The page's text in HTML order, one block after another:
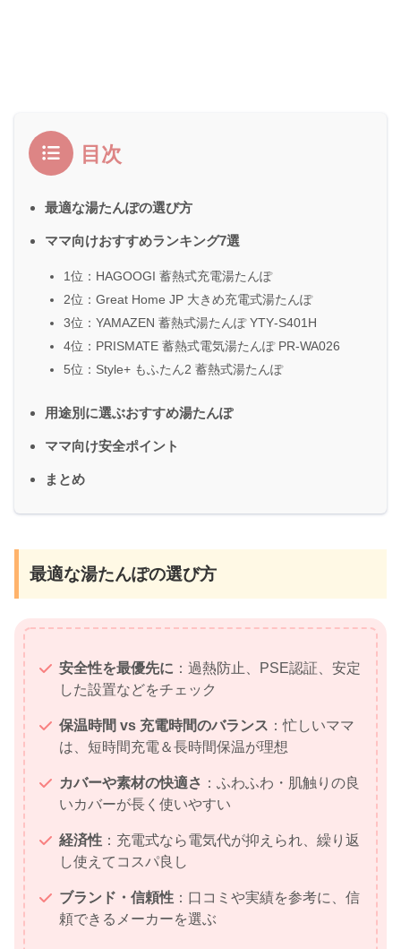
目次
最適な湯たんぽの選び方
ママ向けおすすめランキング7選
1位：HAGOOGI 蓄熱式充電湯たんぽ
2位：Great Home JP 大きめ充電式湯たんぽ
3位：YAMAZEN 蓄熱式湯たんぽ YTY‑S401H
4位：PRISMATE 蓄熱式電気湯たんぽ PR‑WA026
5位：Style+ もふたん2 蓄熱式湯たんぽ
用途別に選ぶおすすめ湯たんぽ
ママ向け安全ポイント
まとめ
最適な湯たんぽの選び方
安全性を最優先に ：過熱防止、PSE認証、安定
した設置などをチェック
保温時間 vs 充電時間のバランス ：忙しいママ
は、短時間充電＆長時間保温が理想
カバーや素材の快適さ ：ふわふわ・肌触りの良
いカバーが長く使いやすい
経済性 ：充電式なら電気代が抑えられ、繰り返
し使えてコスパ良し
ブランド・信頼性 ：口コミや実績を参考に、信
頼できるメーカーを選ぶ